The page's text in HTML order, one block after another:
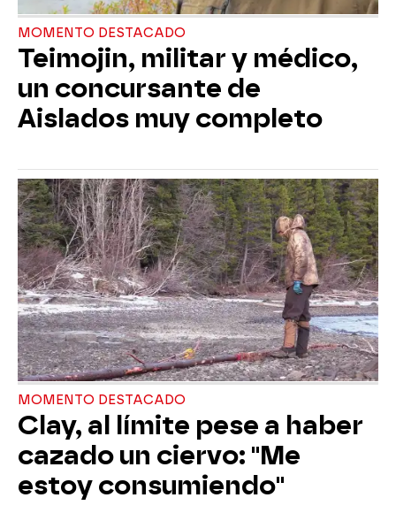
MOMENTO DESTACADO
Teimojin, militar y médico,
un concursante de
Aislados muy completo
MOMENTO DESTACADO
Clay, al límite pese a haber
cazado un ciervo: "Me
estoy consumiendo"